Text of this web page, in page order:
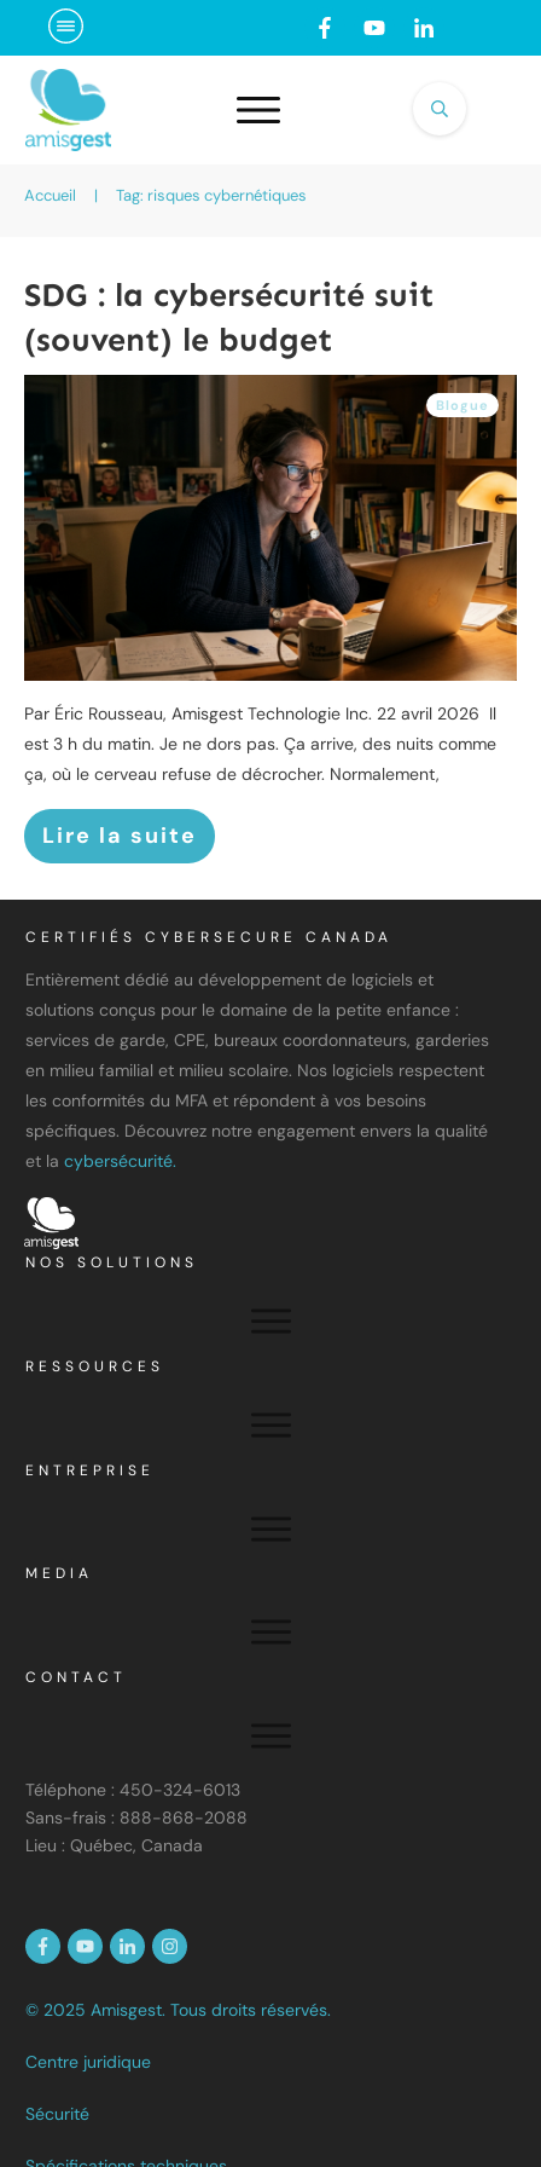
Accueil | Tag: risques cybernétiques
SDG : la cybersécurité suit
(souvent) le budget
Blogue
Par Éric Rousseau, Amisgest Technologie Inc. 22 avril 2026 Il
est 3 h du matin. Je ne dors pas. Ça arrive, des nuits comme
ça, où le cerveau refuse de décrocher. Normalement,
Lire la suite
CERTIFIÉS CYBERSECURE CANADA
Entièrement dédié au développement de logiciels et
solutions conçus pour le domaine de la petite enfance :
services de garde, CPE, bureaux coordonnateurs, garderies
en milieu familial et milieu scolaire. Nos logiciels respectent
les conformités du MFA et répondent à vos besoins
spécifiques. Découvrez notre engagement envers la qualité
et la cybersécurité.
NOS SOLUTIONS
RESSOURCES
ENTREPRISE
MEDIA
CONTACT
Téléphone : 450-324-6013
Sans-frais : 888-868-2088
Lieu : Québec, Canada
© 2025 Amisgest. Tous droits réservés.
Centre juridique
Sécurité